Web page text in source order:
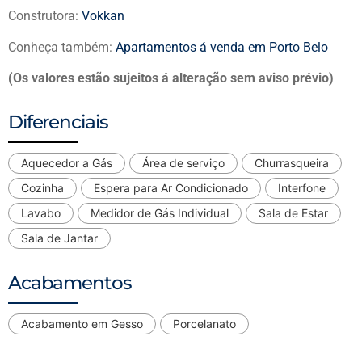
Construtora: Vokkan
Conheça também: Apartamentos á venda em Porto Belo
(Os valores estão sujeitos á alteração sem aviso prévio)
Diferenciais
Aquecedor a Gás Área de serviço
Churrasqueira
Cozinha
Espera para Ar Condicionado
Interfone
Lavabo
Medidor de Gás Individual
Sala de Estar
Sala de Jantar
Acabamentos
Acabamento em Gesso Porcelanato